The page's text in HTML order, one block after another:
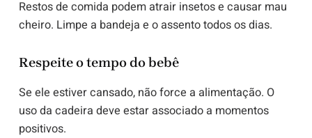
Restos de comida podem atrair insetos e causar mau
cheiro. Limpe a bandeja e o assento todos os dias.
Respeite o tempo do bebê
Se ele estiver cansado, não force a alimentação. O
uso da cadeira deve estar associado a momentos
positivos.